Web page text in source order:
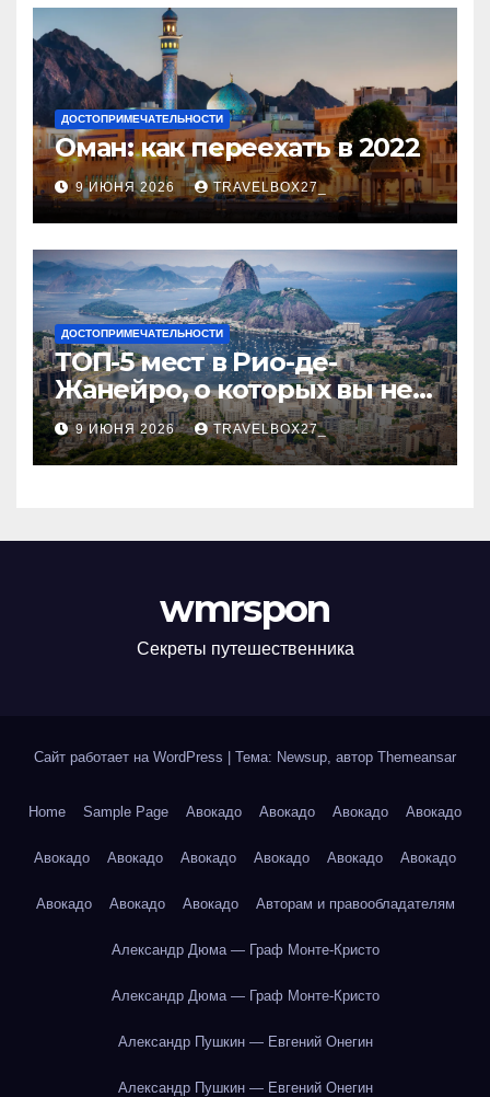
ДОСТОПРИМЕЧАТЕЛЬНОСТИ
Оман: как переехать в 2022
9 ИЮНЯ 2026 TRAVELBOX27_
ДОСТОПРИМЕЧАТЕЛЬНОСТИ
ТОП-5 мест в Рио-де-
Жанейро, о которых вы не
знали
9 ИЮНЯ 2026 TRAVELBOX27_
wmrspon
Секреты путешественника
Сайт работает на WordPress Тема: Newsup, автор Themeansar
Home Sample Page Авокадо Авокадо Авокадо Авокадо
Авокадо Авокадо Авокадо Авокадо Авокадо Авокадо
Авокадо Авокадо Авокадо Авторам и правообладателям
Александр Дюма — Граф Монте-Кристо
Александр Дюма — Граф Монте-Кристо
Александр Пушкин — Евгений Онегин
Александр Пушкин — Евгений Онегин